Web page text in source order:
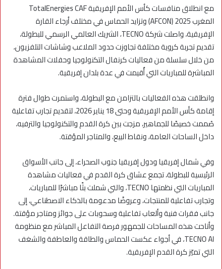
مع انطلاق منافسات كأس الأمم الإفريقية TotalEnergies CAF
المغرب 2025 (AFCON) وتزايد الحماس في مختلف أرجاء القارة
الإفريقية، واصلت شركة TECNO، الشريك العالمي الرسمي للبطولة،
تقديم تجربة كروية مختلفة تجاوزت حدود الملاعب وشاشات التلفزيون،
من خلال سلسلة من فعاليات كرنفال التكنولوجيا وحفلات المشاهدة
المباشرة للمباريات التي أُقيمت في عدة بلدان إفريقية.
وانطلقت هذه الفعاليات بالتزامن مع البطولة، واستمرت طوال فترة
إقامة كأس الأمم الإفريقية وحتى 18 يناير 2026، لتقديم تجارب تفاعلية
صُممت خصيصًا للجماهير، مزجت بين كرة القدم والتكنولوجيا والترفيه،
داخل الساحات العامة، ونقاط البيع، والمتاجر المؤقتة.
وفي شمال إفريقيا ودول إفريقيا جنوب الصحراء، إلى جانب الأسواق
الرئيسية للبطولة، تجمع عشاق كرة القدم في فعاليات مشاهدة
المباريات التي نظمتها TECNO، والتي شملت بثًا مباشرًا للمباريات،
وتجارب تفاعلية للمنتجات، وعروضًا مدعومة بالذكاء الاصطناعي، إلى
جانب فقرات فنية وألعاب تفاعلية وسحوبات على جوائز ومتاجر مؤقتة.
وأتاحت هذه المساحات للجمهور فرصة التفاعل المباشر مع منظومة
TECNO AI، في أجواء عكست الحماس والطاقة والعاطفة والشغف
التي تميّز كرة القدم الإفريقية.